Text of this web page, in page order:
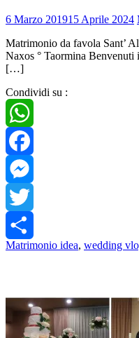
6 Marzo 201915 Aprile 2024
Matrimonio da favola Sant’
Naxos ° Taormina
[…]
Condividi su :
WhatsApp
Facebook
Messenger
Twitter
Share
Matrimonio idea, wedding